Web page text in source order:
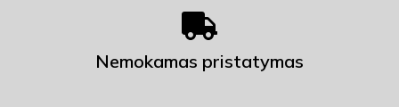
Nemokamas pristatymas